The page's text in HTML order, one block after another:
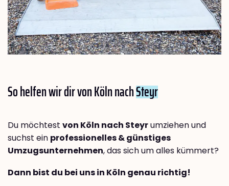
So helfen wir dir von Köln nachSteyr
Du möchtest von Köln nach Steyrumziehen und
suchst ein professionelles & günstiges
Umzugsunternehmen, das sich um alles kümmert?
Dann bist du bei uns in Köln genau richtig!